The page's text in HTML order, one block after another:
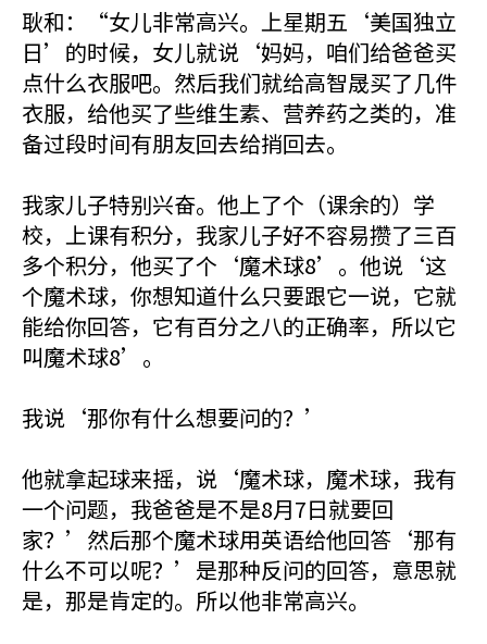
耿和：“女儿非常高兴。上星期五‘美国独立
日’的时候，女儿就说‘妈妈，咱们给爸爸买
点什么衣服吧。然后我们就给高智晟买了几件
衣服，给他买了些维生素、营养药之类的，准
备过段时间有朋友回去给捎回去。
我家儿子特别兴奋。他上了个（课余的）学
校，上课有积分，我家儿子好不容易攒了三百
多个积分，他买了个‘魔术球8’。他说‘这
个魔术球，你想知道什么只要跟它一说，它就
能给你回答，它有百分之八的正确率，所以它
叫魔术球8’。
我说‘那你有什么想要问的？’
他就拿起球来摇，说‘魔术球，魔术球，我有
一个问题，我爸爸是不是8月7日就要回
家？’然后那个魔术球用英语给他回答‘那有
什么不可以呢？’是那种反问的回答，意思就
是，那是肯定的。所以他非常高兴。